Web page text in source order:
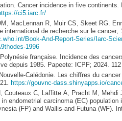
Cancer incidence in five
ci5.iarc.fr/
MacLennan R, Muir CS, Skeet RG.
international de recherche sur le cancer;
Book-And-Report-Series/Iarc-
1996
française. Incidence des
depuis 1985. Papeete: ICPF; 2024.
Calédonie. Les chiffres du
https://gouvnc-dass.shinyapps.io/
Couteaux C, Laffitte A, Pracht M,
endometrial carcinoma (EC)
(FP) and Wallis-and-Futuna (WF).